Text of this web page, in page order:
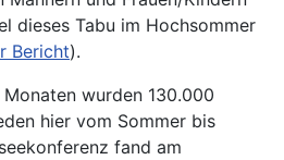
dieses Tabu im Hochsommer
Bericht).
wurden 130.000
hier vom Sommer bis
fand am